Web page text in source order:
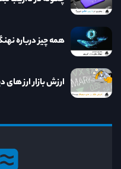
همه چیز درباره
ارزش بازار ارز